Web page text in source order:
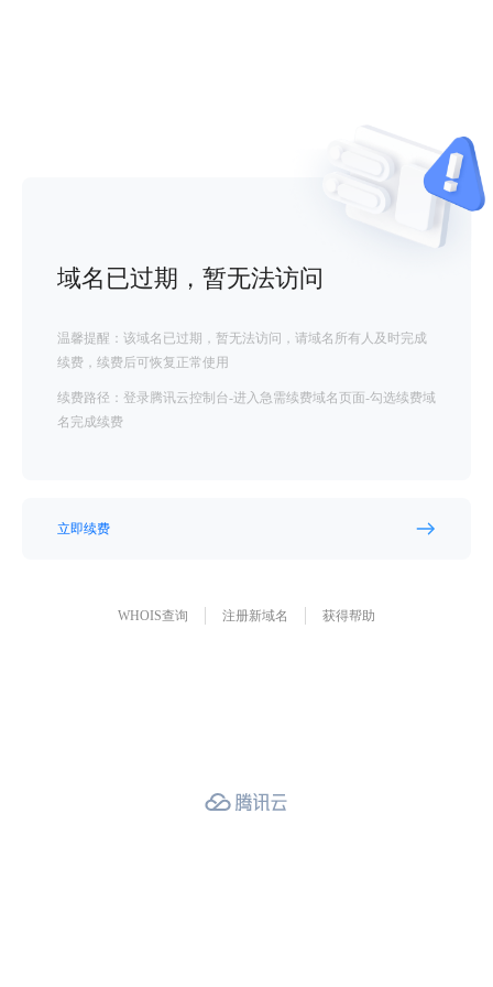
域名已过期，暂无法访问
温馨提醒：该域名已过期，暂无法访问，请域名所有人及时完成
续费，续费后可恢复正常使用
续费路径：登录腾讯云控制台-进入急需续费域名页面-勾选续费域
名完成续费
立即续费
WHOIS查询 注册新域名 获得帮助